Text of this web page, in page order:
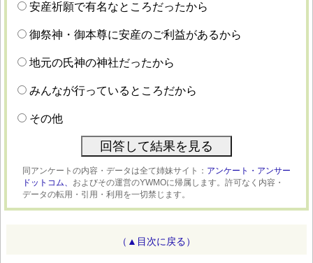
安産祈願で有名なところだったから
御祭神・御本尊に安産のご利益があるから
地元の氏神の神社だったから
みんなが行っているところだから
その他
同アンケートの内容・データは全て姉妹サイト： アンケート・アンサー
ドットコム、 およびその運営のYWMOに帰属します。許可なく内容・
データの転用・引用・利用を一切禁じます。
（▲目次に戻る）